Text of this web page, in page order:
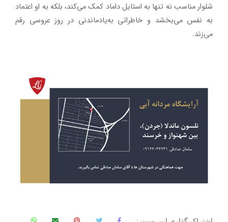
شلوار مناسب نه تنها به استایل داماد کمک می‌کند، بلکه به او اعتماد
به نفس می‌بخشد و خاطراتی به‌یادماندنی در روز عروسی رقم
می‌زند.